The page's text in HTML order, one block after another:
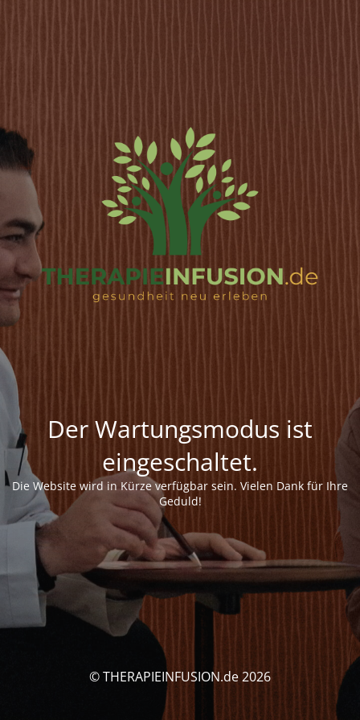
Der Wartungsmodus ist
eingeschaltet.
Die Website wird in Kürze verfügbar sein. Vielen Dank für Ihre
Geduld!
© THERAPIEINFUSION.de 2026